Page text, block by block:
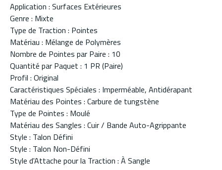
Application : Surfaces Extérieures
Genre : Mixte
Type de Traction : Pointes
Matériau : Mélange de Polymères
Nombre de Pointes par Paire : 10
Quantité par Paquet : 1 PR (Paire)
Profil : Original
Caractéristiques Spéciales : Imperméable, Antidérapant
Matériau des Pointes : Carbure de tungstène
Type de Pointes : Moulé
Matériau des Sangles : Cuir / Bande Auto-Agrippante
Style : Talon Défini
Style : Talon Non-Défini
Style d'Attache pour la Traction : À Sangle